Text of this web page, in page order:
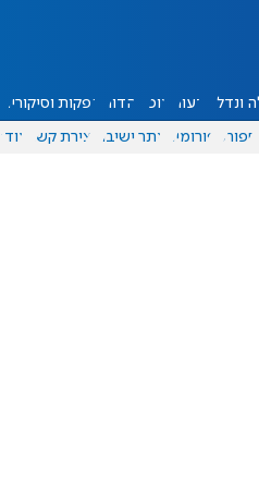
ונדל"ן דעות אוכל יהדות הפקות וסיקורים
ספורט פורומים אתר ישיבה יצירת קשר עוד